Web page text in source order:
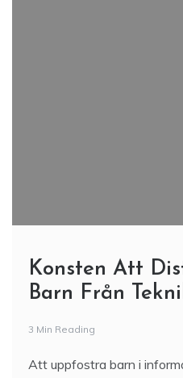
Konsten Att
Barn Från
3 Min Reading
Att uppfostra barn i